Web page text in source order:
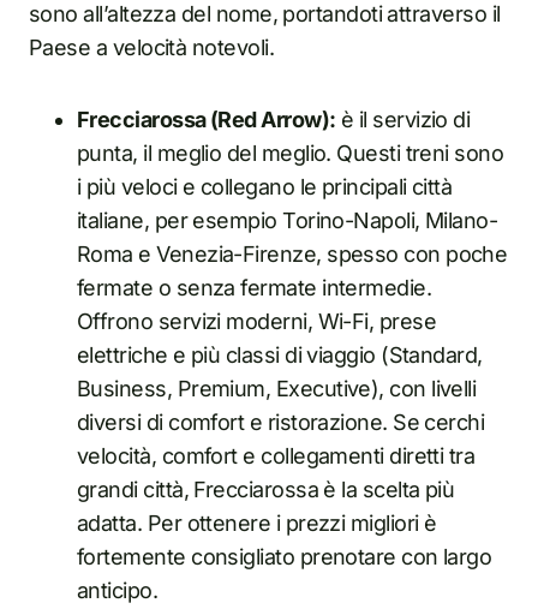
sono all’altezza del nome, portandoti attraverso il
Paese a velocità notevoli.
Frecciarossa (Red Arrow): è il servizio di
punta, il meglio del meglio. Questi treni sono
i più veloci e collegano le principali città
italiane, per esempio Torino-Napoli, Milano-
Roma e Venezia-Firenze, spesso con poche
fermate o senza fermate intermedie.
Offrono servizi moderni, Wi-Fi, prese
elettriche e più classi di viaggio (Standard,
Business, Premium, Executive), con livelli
diversi di comfort e ristorazione. Se cerchi
velocità, comfort e collegamenti diretti tra
grandi città, Frecciarossa è la scelta più
adatta. Per ottenere i prezzi migliori è
fortemente consigliato prenotare con largo
anticipo.